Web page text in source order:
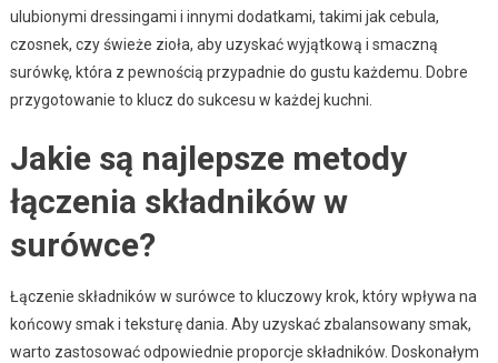
ulubionymi dressingami i innymi dodatkami, takimi jak cebula,
czosnek, czy świeże zioła, aby uzyskać wyjątkową i smaczną
surówkę, która z pewnością przypadnie do gustu każdemu. Dobre
przygotowanie to klucz do sukcesu w każdej kuchni.
Jakie są najlepsze metody
łączenia składników w
surówce?
Łączenie składników w surówce to kluczowy krok, który wpływa na
końcowy smak i teksturę dania. Aby uzyskać zbalansowany smak,
warto zastosować odpowiednie proporcje składników. Doskonałym